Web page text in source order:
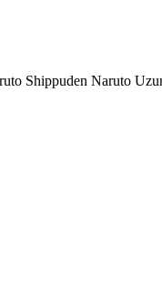
Shippuden Naruto